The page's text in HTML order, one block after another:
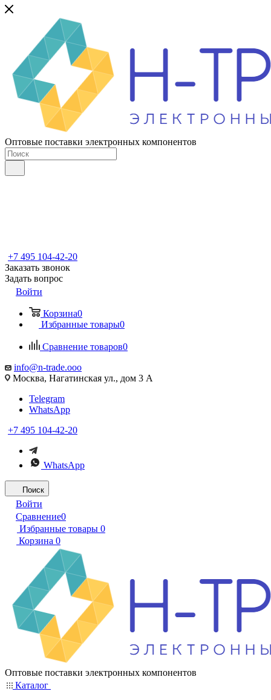
Оптовые поставки электронных компонентов
+7 495 104-42-20
Заказать звонок
Задать вопрос
Войти
Корзина0
Избранные товары0
Сравнение товаров0
info@n-trade.ooo
Москва, Нагатинская ул., дом 3 А
Telegram
WhatsApp
+7 495 104-42-20
WhatsApp
Поиск
Войти
Сравнение0
Избранные товары 0
Корзина 0
Оптовые поставки электронных компонентов
Каталог